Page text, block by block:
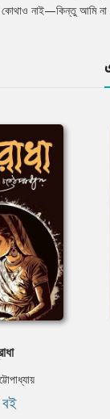
কোথাও নাই—কিন্তু আমি